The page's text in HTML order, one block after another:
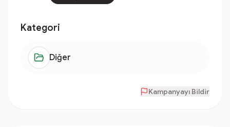
Kategori
Diğer
Kampanyayı Bildir